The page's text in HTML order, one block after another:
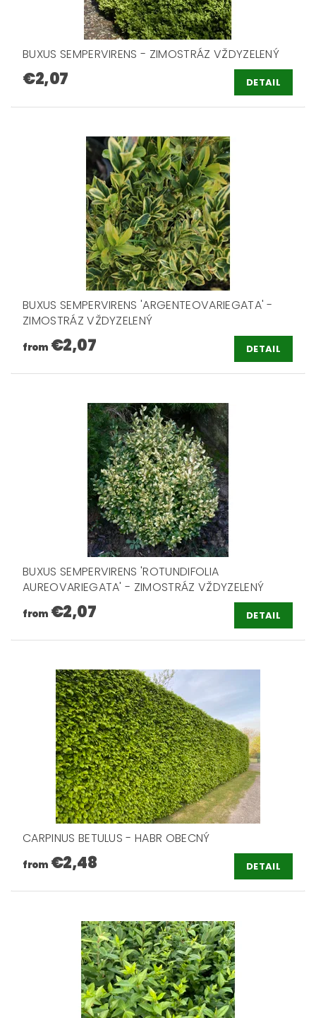
BUXUS SEMPERVIRENS - ZIMOSTRÁZ VŽDYZELENÝ
€2,07 DETAIL
BUXUS SEMPERVIRENS 'ARGENTEOVARIEGATA' -
ZIMOSTRÁZ VŽDYZELENÝ
from €2,07 DETAIL
BUXUS SEMPERVIRENS 'ROTUNDIFOLIA
AUREOVARIEGATA' - ZIMOSTRÁZ VŽDYZELENÝ
from €2,07 DETAIL
CARPINUS BETULUS - HABR OBECNÝ
from €2,48 DETAIL